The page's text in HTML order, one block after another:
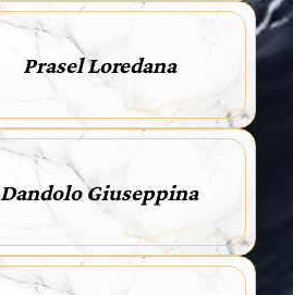
Prasel Loredana
Dandolo Giuseppina